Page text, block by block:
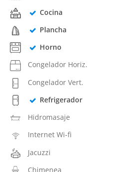
Cocina
Plancha
Horno
Congelador Horiz.
Congelador Vert.
Refrigerador
Hidromasaje
Internet Wi-fi
Jacuzzi
Chimenea